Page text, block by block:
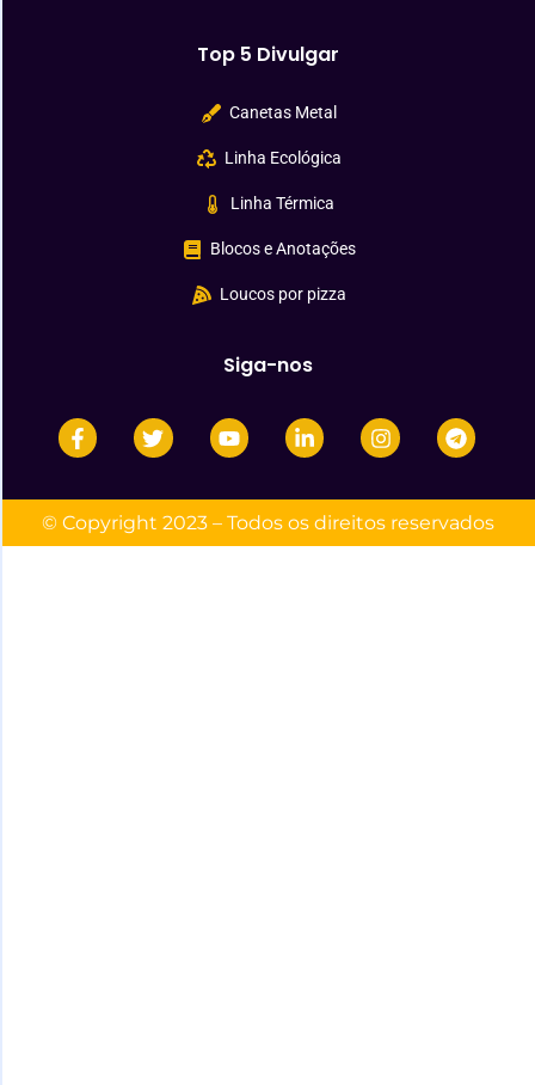
Top 5 Divulgar
Canetas Metal
Linha Ecológica
Linha Térmica
Blocos e Anotações
Loucos por pizza
Siga-nos
© Copyright 2023 – Todos os direitos reservados